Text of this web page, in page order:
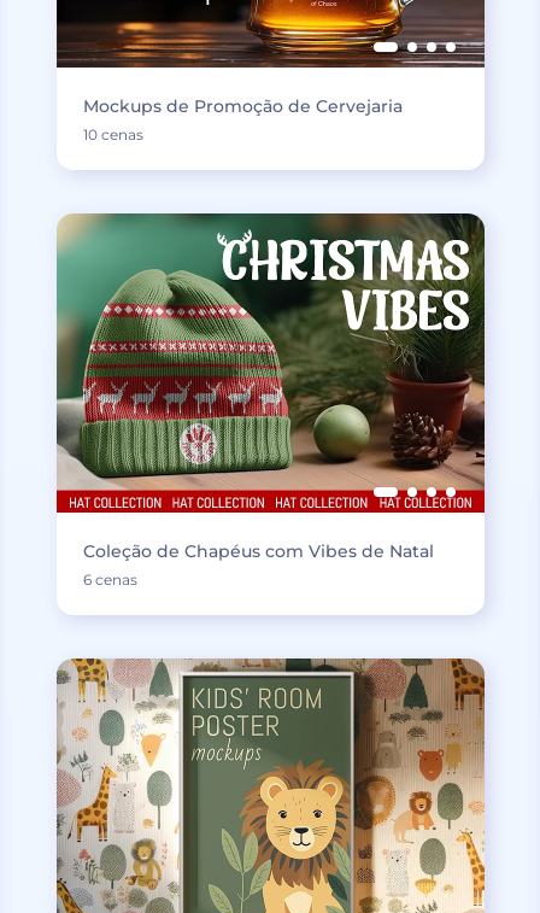
Mockups de Promoção de Cervejaria
10 cenas
Coleção de Chapéus com Vibes de Natal
6 cenas